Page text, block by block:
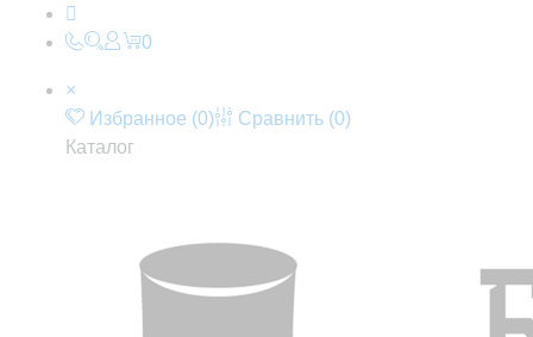
0
×
Избранное (0) Сравнить (0)
Каталог